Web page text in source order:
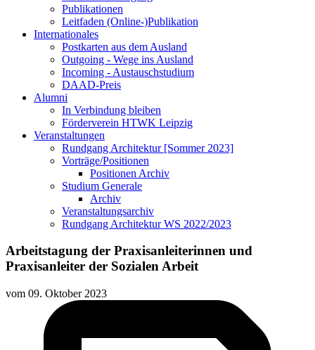
Publikationen
Leitfaden (Online-)Publikation
Internationales
Postkarten aus dem Ausland
Outgoing - Wege ins Ausland
Incoming - Austauschstudium
DAAD-Preis
Alumni
In Verbindung bleiben
Förderverein HTWK Leipzig
Veranstaltungen
Rundgang Architektur [Sommer 2023]
Vorträge/Positionen
Positionen Archiv
Studium Generale
Archiv
Veranstaltungsarchiv
Rundgang Architektur WS 2022/2023
Arbeitstagung der Praxisanleiterinnen und
Praxisanleiter der Sozialen Arbeit
vom 09. Oktober 2023